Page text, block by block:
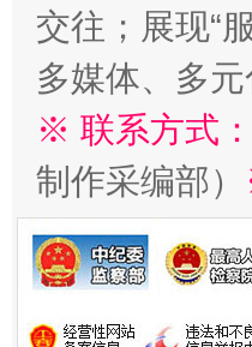
交往；展现“
多媒体、多
※ 联系方式：
制作采编部）